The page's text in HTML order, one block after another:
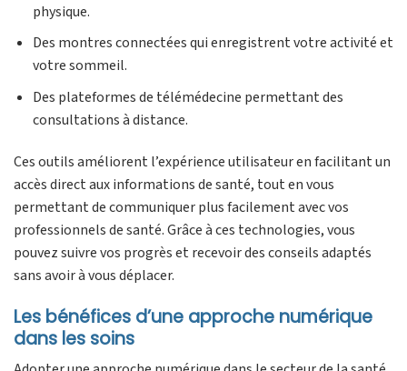
physique.
Des montres connectées qui enregistrent votre activité et
votre sommeil.
Des plateformes de télémédecine permettant des
consultations à distance.
Ces outils améliorent l’expérience utilisateur en facilitant un
accès direct aux informations de santé, tout en vous
permettant de communiquer plus facilement avec vos
professionnels de santé. Grâce à ces technologies, vous
pouvez suivre vos progrès et recevoir des conseils adaptés
sans avoir à vous déplacer.
Les bénéfices d’une approche numérique
dans les soins